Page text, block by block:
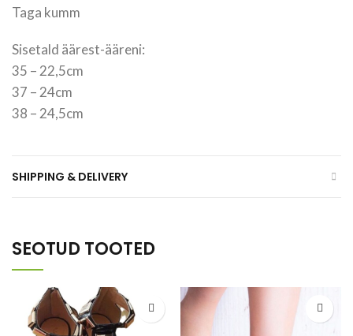
Taga kumm
Sisetald äärest-ääreni:
35 – 22,5cm
37 – 24cm
38 – 24,5cm
SHIPPING & DELIVERY
SEOTUD TOOTED